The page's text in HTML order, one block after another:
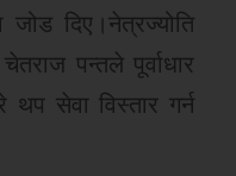
जोड दिए।नेत्रज्योति
पन्तले पूर्वाधार
सेवा विस्तार गर्न